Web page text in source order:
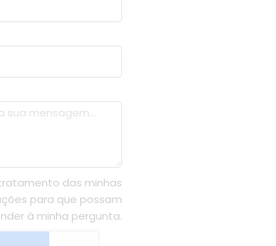
das minhas
para que possam
à minha pergunta.